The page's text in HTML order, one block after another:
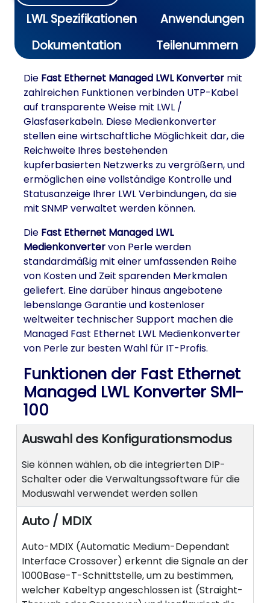
LWL Spezifikationen
Anwendungen
Dokumentation
Teilenummern
Die Fast Ethernet Managed LWL Konverter mit
zahlreichen Funktionen verbinden UTP-Kabel
auf transparente Weise mit LWL /
Glasfaserkabeln. Diese Medienkonverter
stellen eine wirtschaftliche Möglichkeit dar, die
Reichweite Ihres bestehenden
kupferbasierten Netzwerks zu vergrößern, und
ermöglichen eine vollständige Kontrolle und
Statusanzeige Ihrer LWL Verbindungen, da sie
mit SNMP verwaltet werden können.
Die Fast Ethernet Managed LWL
Medienkonvertervon Perle werden
standardmäßig mit einer umfassenden Reihe
von Kosten und Zeit sparenden Merkmalen
geliefert. Eine darüber hinaus angebotene
lebenslange Garantie und kostenloser
weltweiter technischer Support machen die
Managed Fast Ethernet LWL Medienkonverter
von Perle zur besten Wahl für IT-Profis.
Funktionen der Fast Ethernet
Managed LWL Konverter SMI-
100
Auswahl des Konfigurationsmodus
Sie können wählen, ob die integrierten DIP-
Schalter oder die Verwaltungssoftware für die
Moduswahl verwendet werden sollen
Auto / MDIX
Auto-MDIX (Automatic Medium-Dependant
Interface Crossover) erkennt die Signale an der
1000Base-T-Schnittstelle, um zu bestimmen,
welcher Kabeltyp angeschlossen ist (Straight-